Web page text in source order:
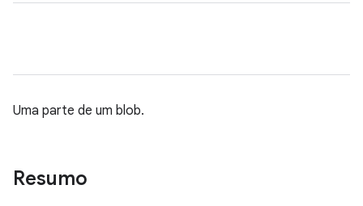
Uma parte de um blob.
Resumo